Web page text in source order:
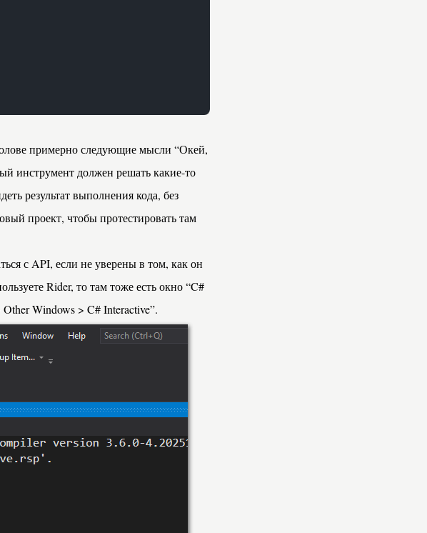
примерно следующие мысли “Окей,
инструмент должен решать какие-то
результат выполнения кода, без
проект, чтобы протестировать там
с API, если не уверены в том, как он
Rider, то там тоже есть окно “C#
Windows > C# Interactive”.